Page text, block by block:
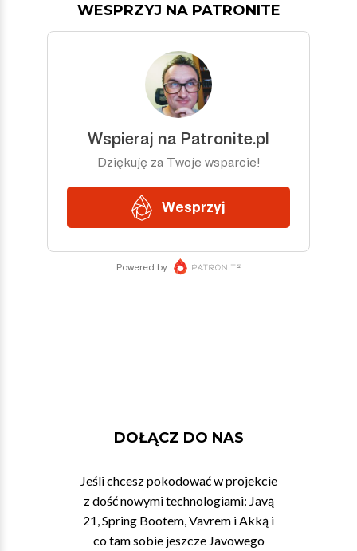
WESPRZYJ NA PATRONITE
DOŁĄCZ DO NAS
Jeśli chcesz pokodować w projekcie
z dość nowymi technologiami: Javą
21, Spring Bootem, Vavrem i Akką i
co tam sobie jeszcze Javowego